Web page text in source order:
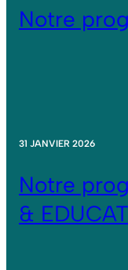
Notre
31 JANVIER 2026
Notre
&